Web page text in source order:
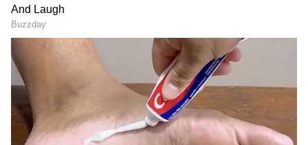
ವಿದ್ಯಾರ್ಥಿಗಳು ಅನುತ್ತೀರ್ಣನಾಗಬಾರದು ಎಂದು ಷರತ್ತು
ಹಾಕುತ್ತಿದ್ದಾರೆ. ಹೀಗಾಗಿ 9ನೇ ತರಗತಿ ತೇರ್ಗಡೆಯಾಗಿ 10ನೇ
ತರಗತಿಗೆ ಬರುವವರಲ್ಲಿ ತೇರ್ಗಡೆಯಾಗುವ ಸಾಮರ್ಥ್ಯವಿಲ್ಲದ
ವಿದ್ಯಾರ್ಥಿಗಳನ್ನು ಗುರುತಿಸಿ, ವರ್ಗಾವಣೆ ಪತ್ರ (ಟೀಸಿ) ಕೊಟ್ಟು
ಕಳುಹಿಸುತ್ತಾರೆ. ಅವರು ಮತ್ತೊಂದು ಶಾಲೆಗೆ ಪ್ರವೇಶ
ಪಡೆಯಬೇಕು, ಇಲ್ಲವೇ ಶಿಕ್ಷಣದಿಂದ ವಂಚಿತರಾಗಬೇಕಿದೆ.
ಈಗಾಗಲೇ ನೂರಾರು ವಿದ್ಯಾರ್ಥಿಗಳಿಗೆ ಟೀಸಿ ಕೊಡಲಾಗಿದೆ.
ಗಳನ್ನು ಪಡೆಯಿರಿ